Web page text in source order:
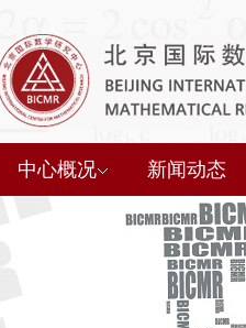
中心概况 新闻动态